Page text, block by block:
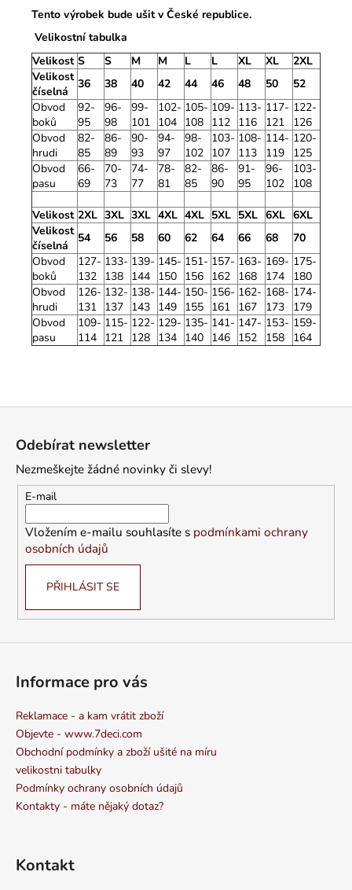
Tento výrobek bude ušit v České republice.
Velikostní tabulka
Velikost S S M M L L XL XL
2XL
Velikost
číselná
36 38 40 42 44 46 48 50
52
Obvod
boků
92-
95
96-
98
99-
101
102-
104
105-
108
109-
112
113-
116
117-
121
122-
126
Obvod
hrudi
82-
85
86-
89
90-
93
94-
97
98-
102
103-
107
108-
113
114-
119
120-
125
Obvod
pasu
66-
69
70-
73
74-
77
78-
81
82-
85
86-
90
91-
95
96-
102
103-
108
Velikost 2XL 3XL 3XL 4XL 4XL 5XL 5XL 6XL 6XL
Velikost
číselná
54 56 58 60 62 64 66 68
70
Obvod
boků
127-
132
133-
138
139-
144
145-
150
151-
156
157-
162
163-
168
169-
174
175-
180
Obvod
hrudi
126-
131
132-
137
138-
143
144-
149
150-
155
156-
161
162-
167
168-
173
174-
179
Obvod
pasu
109-
114
115-
121
122-
128
129-
134
135-
140
141-
146
147-
152
153-
158
159-
164
Odebírat newsletter
Nezmeškejte žádné novinky či slevy!
E-mail
Vložením e-mailu souhlasíte s podmínkami ochrany
osobních údajů
PŘIHLÁSIT SE
Informace pro vás
Reklamace - a kam vrátit zboží
Objevte - www.7deci.com
Obchodní podmínky a zboží ušité na míru
velikostni tabulky
Podmínky ochrany osobních údajů
Kontakty - máte nějaký dotaz?
Kontakt